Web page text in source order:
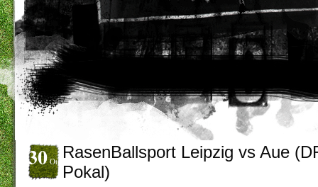
30Ott RasenBallsport Leipzig vs Aue
Pokal)